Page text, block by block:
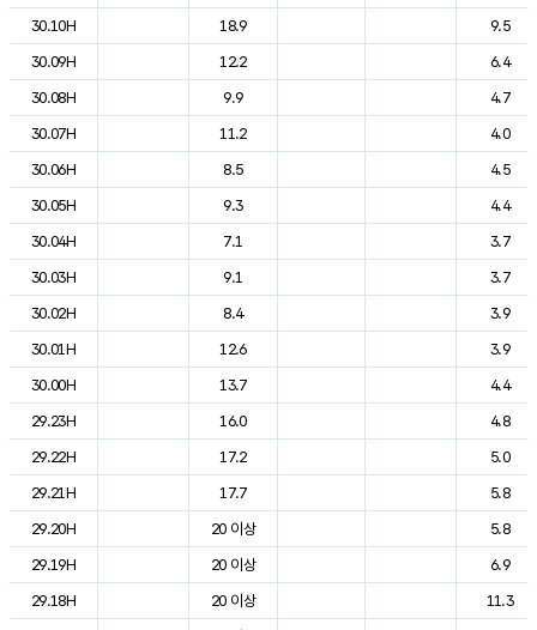
30.10H
18.9
9.5
30.09H
12.2
6.4
30.08H
9.9
4.7
30.07H
11.2
4.0
30.06H
8.5
4.5
30.05H
9.3
4.4
30.04H
7.1
3.7
30.03H
9.1
3.7
30.02H
8.4
3.9
30.01H
12.6
3.9
30.00H
13.7
4.4
29.23H
16.0
4.8
29.22H
17.2
5.0
29.21H
17.7
5.8
29.20H
20 이상
5.8
29.19H
20 이상
6.9
29.18H
20 이상
11.3